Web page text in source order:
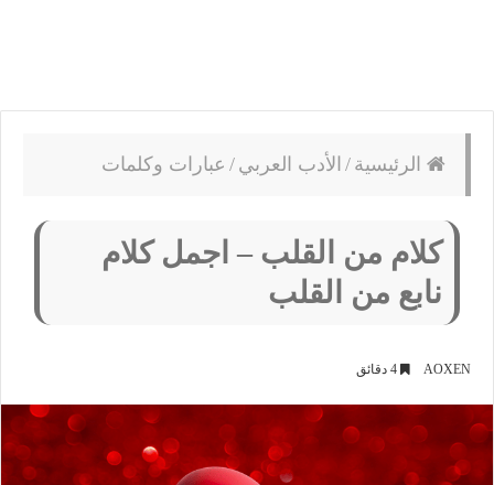
الرئيسية / الأدب العربي / عبارات وكلمات
كلام من القلب – اجمل كلام
نابع من القلب
AOXEN